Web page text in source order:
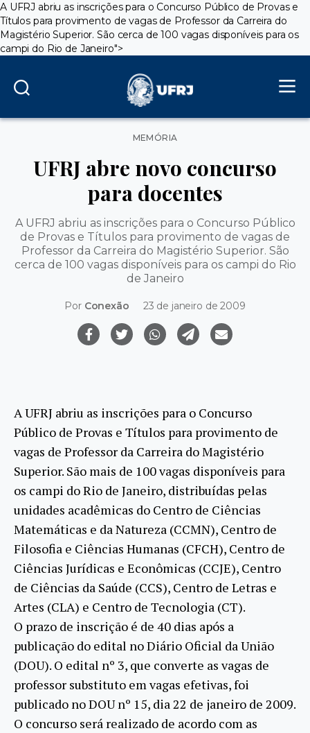
A UFRJ abriu as inscrições para o Concurso Público de Provas e
Títulos para provimento de vagas de Professor da Carreira do
Magistério Superior. São cerca de 100 vagas disponíveis para os
campi do Rio de Janeiro">
Categorias
MEMÓRIA
UFRJ abre novo concurso
para docentes
A UFRJ abriu as inscrições para o Concurso Público
de Provas e Títulos para provimento de vagas de
Professor da Carreira do Magistério Superior. São
cerca de 100 vagas disponíveis para os campi do Rio
de Janeiro
Por Conexão 23 de janeiro de 2009
A UFRJ abriu as inscrições para o Concurso
Público de Provas e Títulos para provimento de
vagas de Professor da Carreira do Magistério
Superior. São mais de 100 vagas disponíveis para
os campi do Rio de Janeiro, distribuídas pelas
unidades acadêmicas do Centro de Ciências
Matemáticas e da Natureza (CCMN), Centro de
Filosofia e Ciências Humanas (CFCH), Centro de
Ciências Jurídicas e Econômicas (CCJE), Centro
de Ciências da Saúde (CCS), Centro de Letras e
Artes (CLA) e Centro de Tecnologia (CT).
O prazo de inscrição é de 40 dias após a
publicação do edital no Diário Oficial da União
(DOU). O edital nº 3, que converte as vagas de
professor substituto em vagas efetivas, foi
publicado no DOU nº 15, dia 22 de janeiro de 2009.
O concurso será realizado de acordo com as